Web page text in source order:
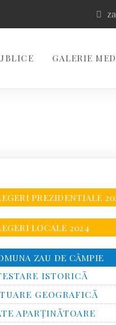
GALERIE
PREZIDENTIALE
LOCALE 2024
ZAU DE CÂMPIE
ISTORICĂ
GEOGRAFICĂ
APARȚINĂTOARE